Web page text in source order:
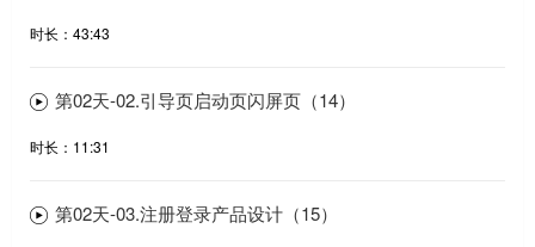
时长：43:43
第02天-02.引导页启动页闪屏页（14）
时长：11:31
第02天-03.注册登录产品设计（15）